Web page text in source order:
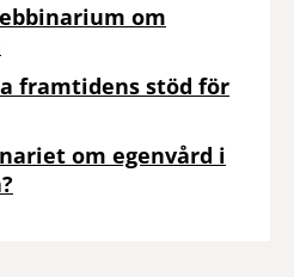
om
framtidens stöd för
om egenvård i